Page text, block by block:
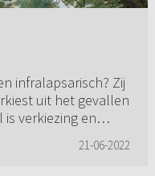
infralapsarisch? Zij
uit het gevallen
verkiezing en
21-06-2022